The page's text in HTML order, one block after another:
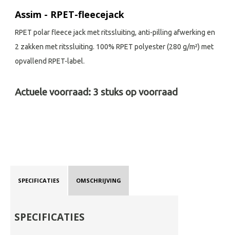
Assim - RPET-fleecejack
RPET polar fleece jack met ritssluiting, anti-pilling afwerking en
2 zakken met ritssluiting. 100% RPET polyester (280 g/m²) met
opvallend RPET-label.
Actuele voorraad: 3 stuks op voorraad
SPECIFICATIES OMSCHRIJVING
SPECIFICATIES